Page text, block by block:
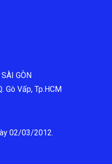
GÒN
Gò Vấp, Tp.HCM
02/03/2012.